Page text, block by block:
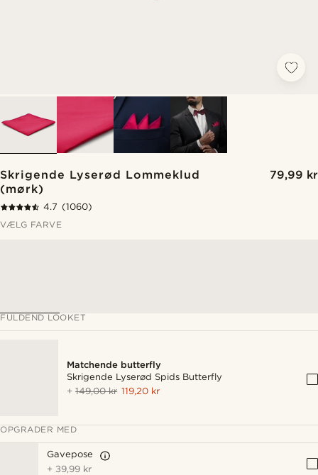
Skrigende Lyserød Lommeklud
(mørk)
79,99 kr
4.7 (1060)
VÆLG FARVE
FULDEND LOOKET
Matchende butterfly
Skrigende Lyserød Spids Butterfly
+149,00 kr 119,20 kr
OPGRADER MED
Gavepose
+ 39,99 kr